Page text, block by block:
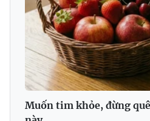
Muốn tim khỏe, đừng